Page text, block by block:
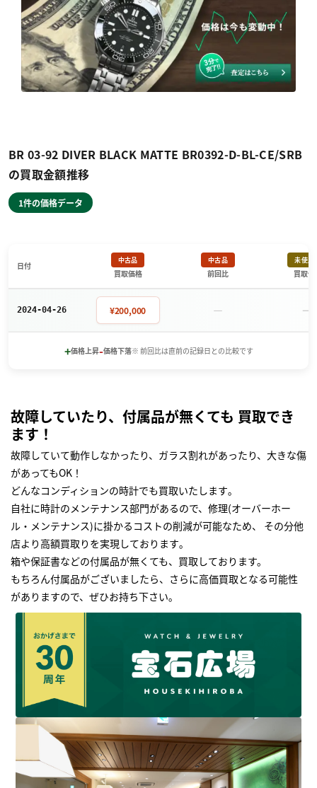
BR 03-92 DIVER BLACK MATTE BR0392-D-BL-CE/SRB
の買取金額推移
1件の価格データ
日付
中古品
買取価格
中古品
前回比
未使用
買取価
2024-04-26 ¥200,000 － －
+価格上昇-価格下落※ 前回比は直前の記録日との比較です
故障していたり、付属品が無くても 買取でき
ます！
故障していて動作しなかったり、ガラス割れがあったり、大きな傷
があってもOK！
どんなコンディションの時計でも買取いたします｡
自社に時計のメンテナンス部門があるので、修理(オーバーホー
ル・メンテナンス)に掛かるコストの削減が可能なため、 その分他
店より高額買取りを実現しております｡
箱や保証書などの付属品が無くても、買取しております。
もちろん付属品がございましたら、さらに高価買取となる可能性
がありますので、ぜひお持ち下さい｡